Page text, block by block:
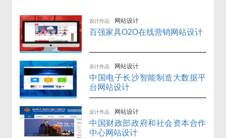
设计作品 网站设计
百强家具O2O在线营销网站设计
设计作品 网站设计
中国电子长沙智能制造大数据平
台网站设计
设计作品 网站设计
中国财政部政府和社会资本合作
中心网站设计